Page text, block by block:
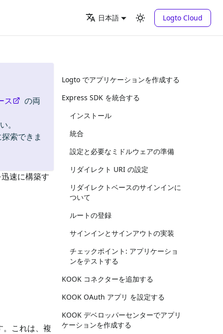
日本語 Logto Cloud
ス の両
。
索できま
速に構築す
これは、複
Logto でアプリケーションを作成する
Express SDK を統合する
インストール
統合
設定と必要なミドルウェアの準備
リダイレクト URI の設定
リダイレクトベースのサインインに
ついて
ルートの登録
サインインとサインアウトの実装
チェックポイント: アプリケーショ
ンをテストする
KOOK コネクターを追加する
KOOK OAuth アプリ を設定する
KOOK デベロッパーセンターでアプリ
ケーションを作成する